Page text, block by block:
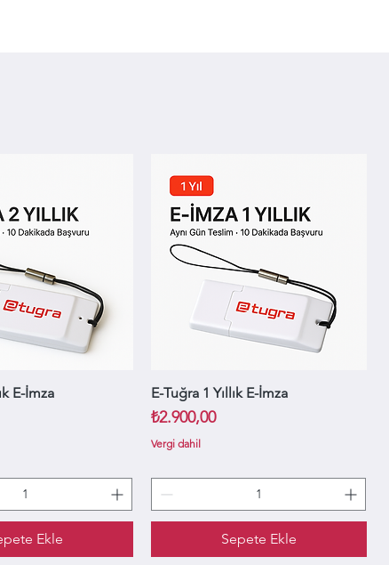
Hızlı Bakış
E-İmza
Ekle
Hızlı Bakış
E-Tuğra 1 Yıllık E-İmza
Fiyat
₺2.900,00
Vergi dahil
Sepete Ekle